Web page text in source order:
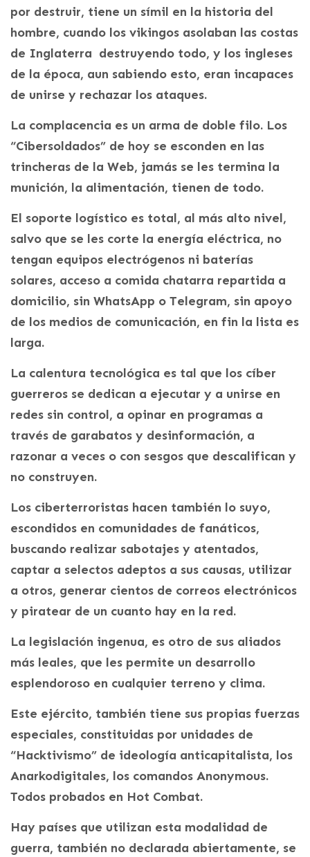
por destruir, tiene un símil en la historia del
hombre, cuando los vikingos asolaban las costas
de Inglaterra destruyendo todo, y los ingleses
de la época, aun sabiendo esto, eran incapaces
de unirse y rechazar los ataques.
La complacencia es un arma de doble filo. Los
“Cibersoldados” de hoy se esconden en las
trincheras de la Web, jamás se les termina la
munición, la alimentación, tienen de todo.
El soporte logístico es total, al más alto nivel,
salvo que se les corte la energía eléctrica, no
tengan equipos electrógenos ni baterías
solares, acceso a comida chatarra repartida a
domicilio, sin WhatsApp o Telegram, sin apoyo
de los medios de comunicación, en fin la lista es
larga.
La calentura tecnológica es tal que los cíber
guerreros se dedican a ejecutar y a unirse en
redes sin control, a opinar en programas a
través de garabatos y desinformación, a
razonar a veces o con sesgos que descalifican y
no construyen.
Los ciberterroristas hacen también lo suyo,
escondidos en comunidades de fanáticos,
buscando realizar sabotajes y atentados,
captar a selectos adeptos a sus causas, utilizar
a otros, generar cientos de correos electrónicos
y piratear de un cuanto hay en la red.
La legislación ingenua, es otro de sus aliados
más leales, que les permite un desarrollo
esplendoroso en cualquier terreno y clima.
Este ejército, también tiene sus propias fuerzas
especiales, constituidas por unidades de
“Hacktivismo” de ideología anticapitalista, los
Anarkodigitales, los comandos Anonymous.
Todos probados en Hot Combat.
Hay países que utilizan esta modalidad de
guerra, también no declarada abiertamente, se